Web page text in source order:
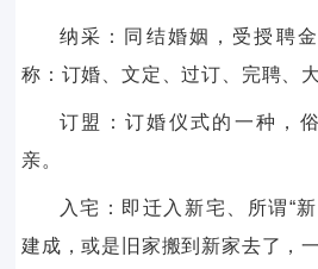
纳采：同结婚姻，受授聘
称：订婚、文定、过订、完聘、大
订盟：订婚仪式的一种，
亲。
入宅：即迁入新宅、所谓“
建成，或是旧家搬到新家去了，